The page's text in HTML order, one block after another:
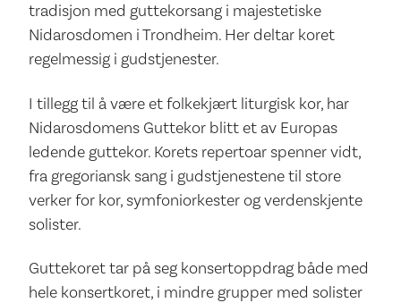
tradisjon med guttekorsang i majestetiske
Nidarosdomen i Trondheim. Her deltar koret
regelmessig i gudstjenester.
I tillegg til å være et folkekjært liturgisk kor, har
Nidarosdomens Guttekor blitt et av Europas
ledende guttekor. Korets repertoar spenner vidt,
fra gregoriansk sang i gudstjenestene til store
verker for kor, symfoniorkester og verdenskjente
solister.
Guttekoret tar på seg konsertoppdrag både med
hele konsertkoret, i mindre grupper med solister